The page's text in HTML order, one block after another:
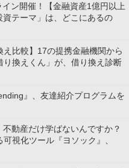
ン開催！【金融資産1億円以上
テーマ」は、どこにあるの
え比較】17の提携金融機関から
換えくん」が、借り換え診断
』、友達紹介プログラムを
動産だけ学ばないんですか？
視化ツール『ヨソック』、